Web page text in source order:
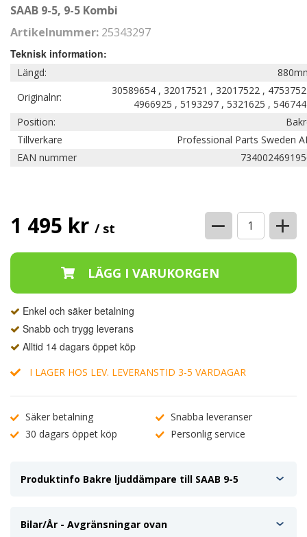
SAAB 9-5, 9-5 Kombi
Artikelnummer: 25343297
Teknisk information:
Längd:
Originalnr:
30589654 , 32017521 , 32017522 ,
4966925 , 5193297 , 5321625 ,
Position:
Tillverkare
Professional Parts Sweden
EAN nummer
1 495 kr / st − +
Enkel och säker betalning
Snabb och trygg leverans
Alltid 14 dagars öppet köp
I LAGER HOS LEV. LEVERANSTID 3-5 VARDAGAR
Säker betalning
Snabba leveranser
30 dagars öppet köp
Personlig service
Produktinfo Bakre ljuddämpare till SAAB 9-5
Bilar/År - Avgränsningar ovan